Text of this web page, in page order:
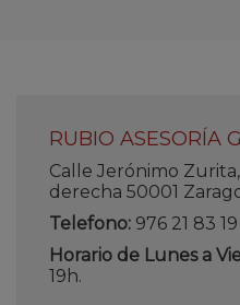
RUBIO ASESORÍA
Calle Jerónimo
derecha 50001
Telefono: 976 21 83 19
Horario de Lunes a
19h.